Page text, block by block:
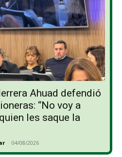
Ahuad defendió
“No voy a
les saque la
- 04/08/2026